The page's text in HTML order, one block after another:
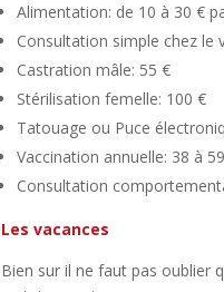
Alimentation: de 10 à 30 €
Consultation simple chez le
Castration mâle: 55 €
Stérilisation femelle: 100 €
Tatouage ou Puce
Vaccination annuelle: 38 à
Consultation
Les vacances
Bien sur il ne faut pas oublier